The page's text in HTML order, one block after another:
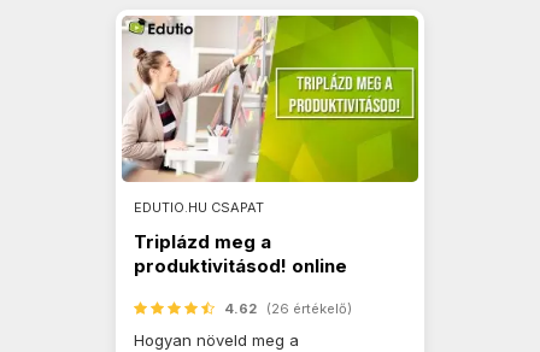
EDUTIO.HU CSAPAT
Triplázd meg a
produktivitásod! online
4.62 (26 értékelő)
Hogyan növeld meg a